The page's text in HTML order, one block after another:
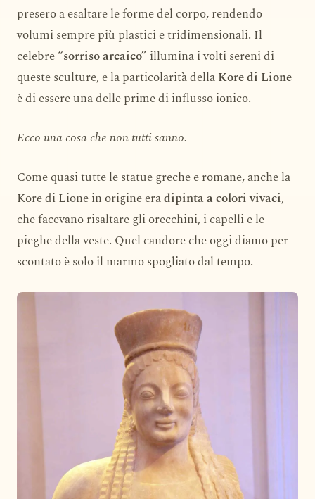
presero a esaltare le forme del corpo, rendendo
volumi sempre più plastici e tridimensionali. Il
celebre“sorriso arcaico” illumina i volti sereni di
queste sculture, e la particolarità dellaKore di Lione
è di essere una delle prime di influsso ionico.
Ecco una cosa che non tutti sanno.
Come quasi tutte le statue greche e romane, anche la
Kore di Lione in origine eradipinta a colori vivaci,
che facevano risaltare gli orecchini, i capelli e le
pieghe della veste. Quel candore che oggi diamo per
scontato è solo il marmo spogliato dal tempo.